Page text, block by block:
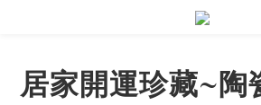
居家開運珍藏~陶